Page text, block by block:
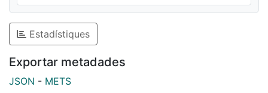
Estadístiques
Exportar metadades
JSON - METS